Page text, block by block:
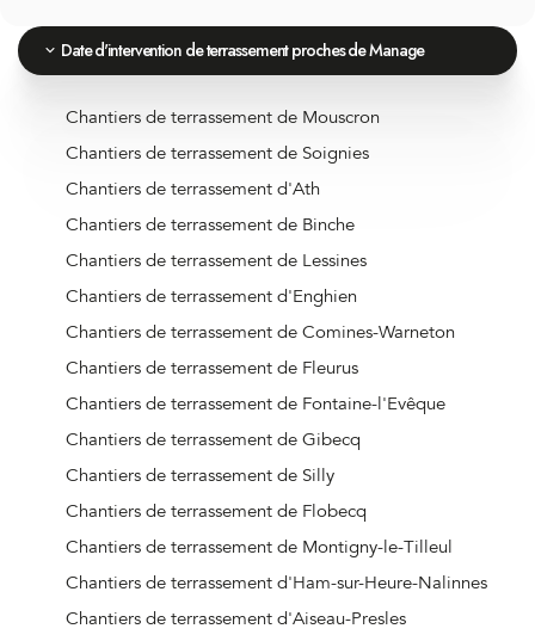
Date d'intervention de terrassement proches de Manage
Chantiers de terrassement de Mouscron
Chantiers de terrassement de Soignies
Chantiers de terrassement d'Ath
Chantiers de terrassement de Binche
Chantiers de terrassement de Lessines
Chantiers de terrassement d'Enghien
Chantiers de terrassement de Comines-Warneton
Chantiers de terrassement de Fleurus
Chantiers de terrassement de Fontaine-l'Evêque
Chantiers de terrassement de Gibecq
Chantiers de terrassement de Silly
Chantiers de terrassement de Flobecq
Chantiers de terrassement de Montigny-le-Tilleul
Chantiers de terrassement d'Ham-sur-Heure-Nalinnes
Chantiers de terrassement d'Aiseau-Presles